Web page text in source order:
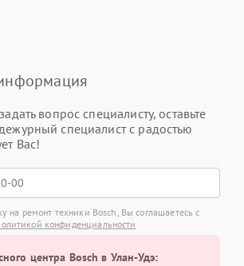
вопрос специалисту, оставьте
специалист с радостью
Вас!
на ремонт техники Bosch, Вы соглашаетесь с
конфиденциальности
центра Bosch в Улан-Удэ: